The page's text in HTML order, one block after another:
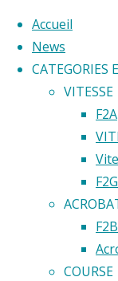
Accueil
News
CATEGORIES
VITESSE
F2A
F2G
F2B
COURSE
©2020 Vol